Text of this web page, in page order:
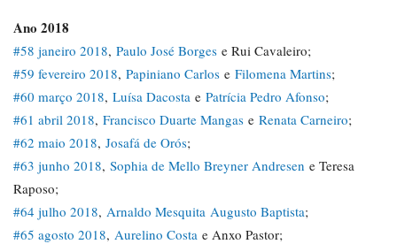
Ano 2018
#58 janeiro 2018, Paulo José Borges e Rui Cavaleiro;
#59 fevereiro 2018, Papiniano Carlos e Filomena Martins;
#60 março 2018, Luísa Dacosta e Patrícia Pedro Afonso;
#61 abril 2018, Francisco Duarte Mangas e Renata Carneiro;
#62 maio 2018, Josafá de Orós;
#63 junho 2018, Sophia de Mello Breyner Andresen e Teresa
Raposo;
#64 julho 2018, Arnaldo Mesquita Augusto Baptista;
#65 agosto 2018, Aurelino Costa e Anxo Pastor;